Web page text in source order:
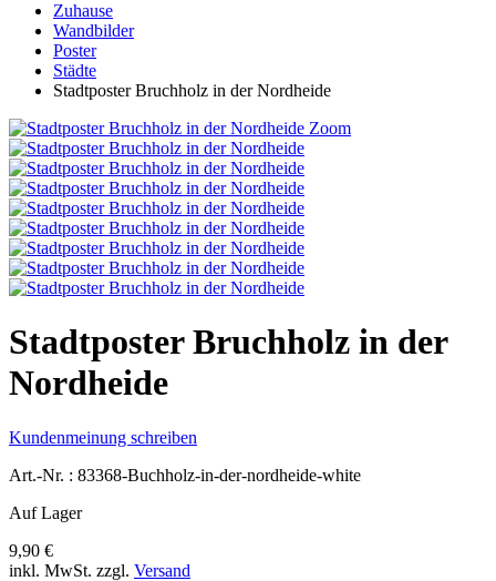
Zuhause
Wandbilder
Poster
Städte
Stadtposter Bruchholz in der Nordheide
Zoom
Stadtposter Bruchholz in der
Nordheide
Kundenmeinung schreiben
Art.-Nr. : 83368-Buchholz-in-der-nordheide-white
Auf Lager
9,90 €
inkl. MwSt. zzgl. Versand